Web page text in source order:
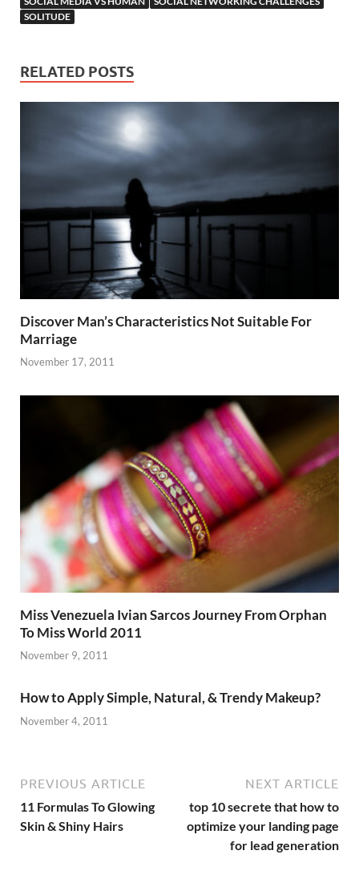
SOLITUDE
RELATED POSTS
Discover Man’s Characteristics Not Suitable For
Marriage
November 17, 2011
Miss Venezuela Ivian Sarcos Journey From Orphan
To Miss World 2011
November 9, 2011
How to Apply Simple, Natural, & Trendy Makeup?
November 4, 2011
PREVIOUS ARTICLE
11 Formulas To Glowing
Skin & Shiny Hairs
NEXT ARTICLE
top 10 secrete that how to
optimize your landing page
for lead generation